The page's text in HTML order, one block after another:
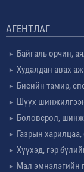
АГЕНТЛАГ
Байгаль орчин,
Худалдан авах
Биеийн тамир,
Шүүх
Боловсрол,
Газрын харилцаа,
Хүүхэд, гэр
Мал эмнэлэгийн